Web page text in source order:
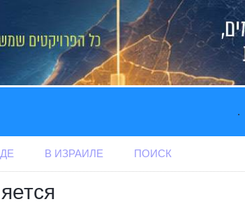
.
В ИЗРАИЛЕ ПОИСК